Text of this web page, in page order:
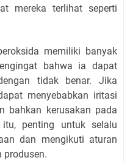
mereka terlihat seperti
memiliki banyak
bahwa ia dapat
tidak benar. Jika
menyebabkan iritasi
bahkan kerusakan pada
penting untuk selalu
dan mengikuti aturan
produsen.